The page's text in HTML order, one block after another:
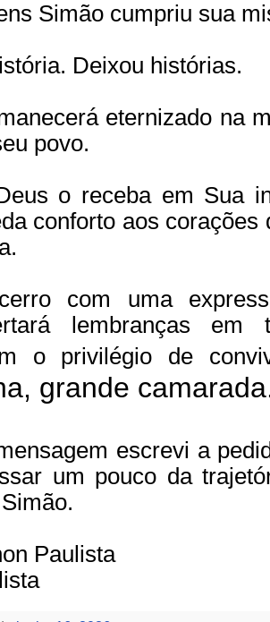
Simão cumpriu sua
Deixou histórias.
eternizado na
povo.
o receba em Sua
conforto aos corações
com uma
lembranças em
o privilégio de
grande
escrevi a
um pouco da
Paulista